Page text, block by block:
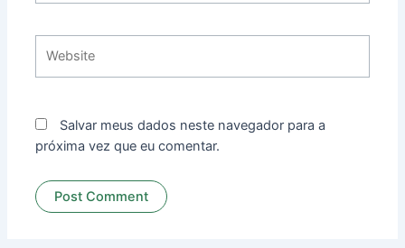
Salvar meus dados neste navegador para a
próxima vez que eu comentar.